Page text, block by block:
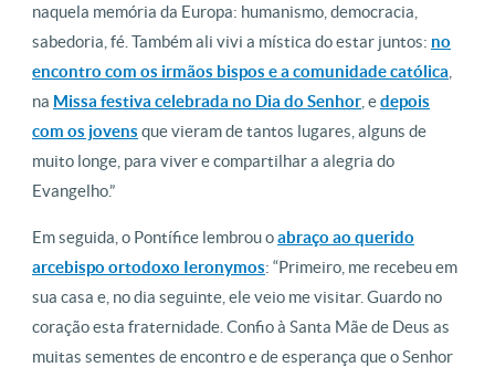
naquela memória da Europa: humanismo, democracia,
sabedoria, fé. Também ali vivi a mística do estar juntos: no
encontro com os irmãos bispos e a comunidade católica
na Missa festiva celebrada no Dia do Senhor , edepois
com os jovens que vieram de tantos lugares, alguns de
muito longe, para viver e compartilhar a alegria do
Evangelho.”
Em seguida, o Pontífice lembrou oabraço ao querido
arcebispo ortodoxo Ieronymos: “Primeiro, me recebeu em
sua casa e, no dia seguinte, ele veio me visitar. Guardo no
coração esta fraternidade. Confio à Santa Mãe de Deus as
muitas sementes de encontro e de esperança que o Senhor